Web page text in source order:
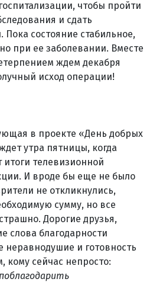
чтобы пройти
и сдать
состояние стабильное,
при ее заболевании. Вместе
ждем декабря
исход операции!
в проекте «День добрых
утра пятницы, когда
телевизионной
И вроде бы еще не было
не откликнулись,
сумму, но все
Дорогие друзья,
слова благодарности
и готовность
кому сейчас непросто: